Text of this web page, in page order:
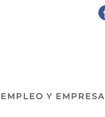
EMPLEO Y EMPRESA